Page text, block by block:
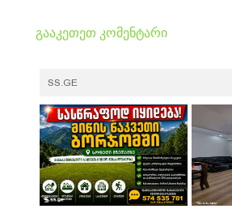
გააკეთეთ კომენტარი
SS.GE